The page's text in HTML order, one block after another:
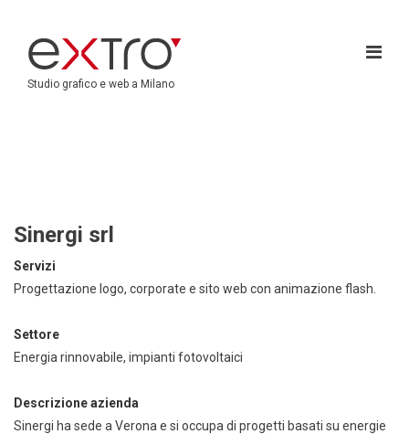
Studio grafico e web a Milano
Sinergi srl
Servizi
Progettazione logo, corporate e sito web con animazione flash.
Settore
Energia rinnovabile, impianti fotovoltaici
Descrizione azienda
Sinergi ha sede a Verona e si occupa di progetti basati su energie